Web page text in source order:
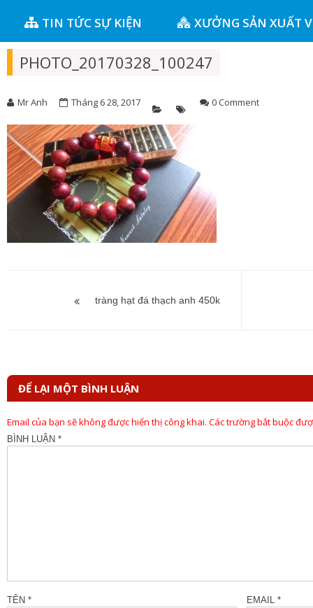
TIN TỨC SỰ KIỆN XƯỞNG SẢN XUẤT
PHOTO_20170328_100247
Mr Anh Tháng 6 28, 2017 0 Comment
tràng hạt đá thạch anh 450k
ĐỂ LẠI MỘT BÌNH LUẬN
Email của bạn sẽ không được hiển thị công khai. Các trường bắt buộc
BÌNH LUẬN *
TÊN * EMAIL *